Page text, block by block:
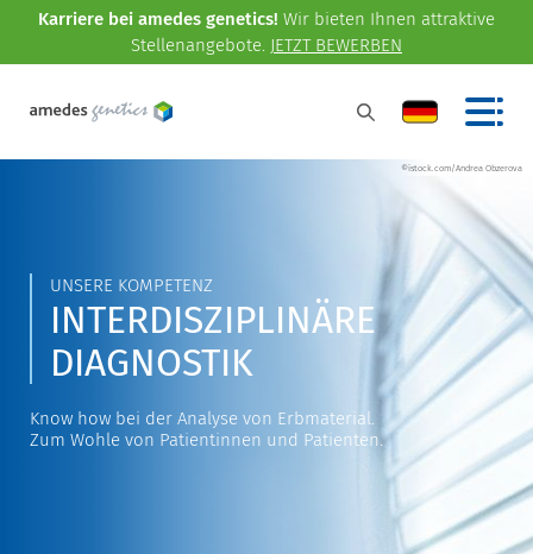
Karriere bei amedes genetics! Wir bieten Ihnen attraktive
Stellenangebote. JETZT BEWERBEN
©istock.com/Andrea Obzerova
UNSERE KOMPETENZ
INTERDISZIPLINÄRE
DIAGNOSTIK
Know how bei der Analyse von Erbmaterial.
Zum Wohle von Patientinnen und Patienten.